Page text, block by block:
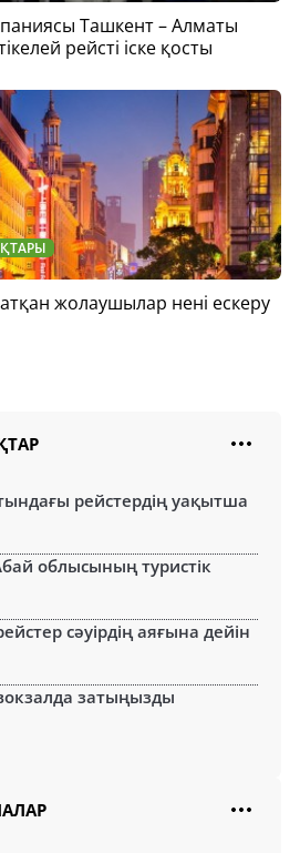
Ташкент – Алматы
рейсті іске қосты
жолаушылар нені ескеру
рейстердің уақытша
облысының туристік
сәуірдің аяғына дейін
затыңызды